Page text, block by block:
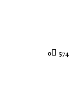
0 574